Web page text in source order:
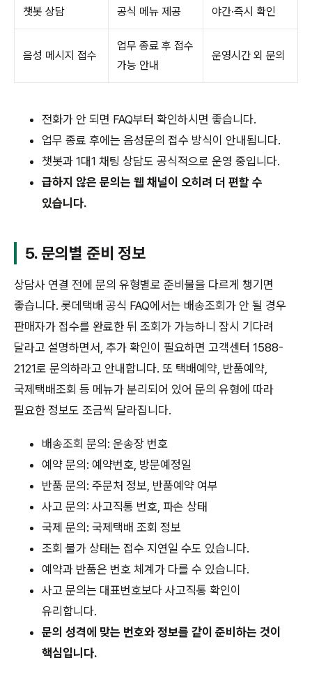
챗봇 상담 공식 메뉴 제공 야간·즉시 확인
음성 메시지 접수
업무 종료 후 접수
가능 안내
운영시간 외 문의
전화가 안 되면 FAQ부터 확인하시면 좋습니다.
업무 종료 후에는 음성문의 접수 방식이 안내됩니다.
챗봇과 1대1 채팅 상담도 공식적으로 운영 중입니다.
급하지 않은 문의는 웹 채널이 오히려 더 편할 수
있습니다.
5. 문의별 준비 정보
상담사 연결 전에 문의 유형별로 준비물을 다르게 챙기면
좋습니다. 롯데택배 공식 FAQ에서는 배송조회가 안 될 경우
판매자가 접수를 완료한 뒤 조회가 가능하니 잠시 기다려
달라고 설명하면서, 추가 확인이 필요하면 고객센터 1588-
2121로 문의하라고 안내합니다. 또 택배예약, 반품예약,
국제택배조회 등 메뉴가 분리되어 있어 문의 유형에 따라
필요한 정보도 조금씩 달라집니다.
배송조회 문의: 운송장 번호
예약 문의: 예약번호, 방문예정일
반품 문의: 주문처 정보, 반품예약 여부
사고 문의: 사고직통 번호, 파손 상태
국제 문의: 국제택배 조회 정보
조회 불가 상태는 접수 지연일 수도 있습니다.
예약과 반품은 번호 체계가 다를 수 있습니다.
사고 문의는 대표번호보다 사고직통 확인이
유리합니다.
문의 성격에 맞는 번호와 정보를 같이 준비하는 것이
핵심입니다.